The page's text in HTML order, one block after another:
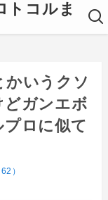
トコルま
かいうクソ
ガンエボ
ロに似て
）